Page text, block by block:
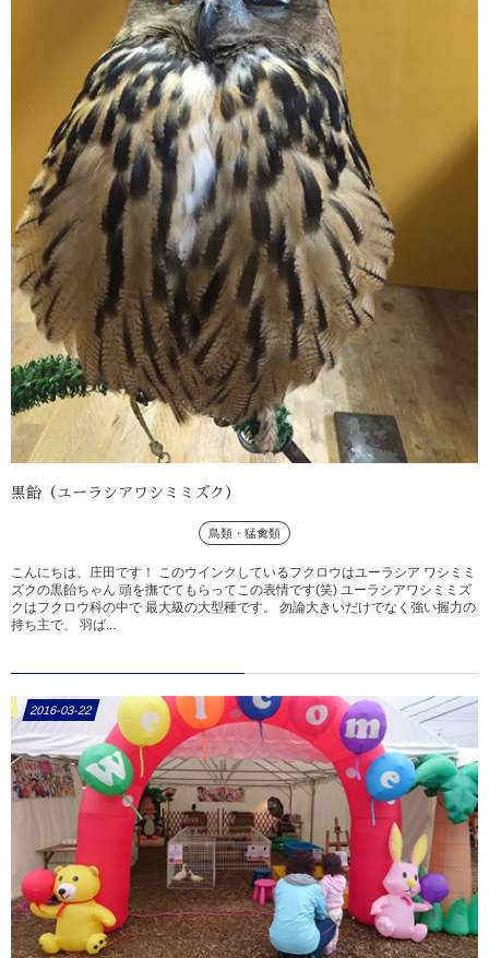
黒飴（ユーラシアワシミミズク）
鳥類・猛禽類
こんにちは、庄田です！ このウインクしているフクロウはユーラシア ワシミミ
ズクの黒飴ちゃん 頭を撫でてもらってこの表情です(笑) ユーラシアワシミミズ
クはフクロウ科の中で 最大級の大型種です。 勿論大きいだけでなく強い握力の
持ち主で、 羽ば...
2016-03-22